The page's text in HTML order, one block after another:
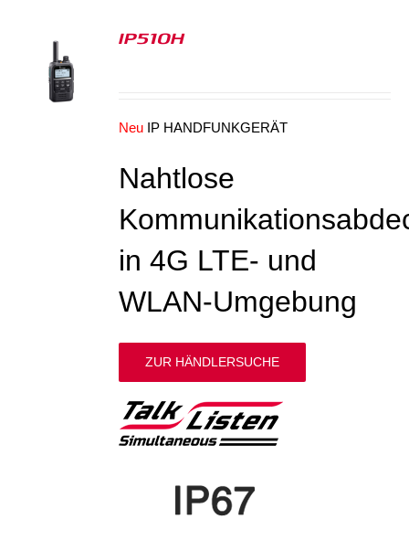
IP510H
Neu IP HANDFUNKGERÄT
Nahtlose
in 4G LTE- und
WLAN-Umgebung
ZUR HÄNDLERSUCHE